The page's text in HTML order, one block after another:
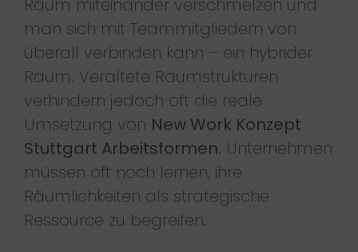
Raum miteinander verschmelzen und
man sich mit Teammitgliedern von
überall verbinden kann – ein hybrider
Raum. Veraltete Raumstrukturen
verhindern jedoch oft die reale
Umsetzung von New Work Konzept
Stuttgart Arbeitsformen. Unternehmen
müssen oft noch lernen, ihre
Räumlichkeiten als strategische
Ressource zu begreifen.